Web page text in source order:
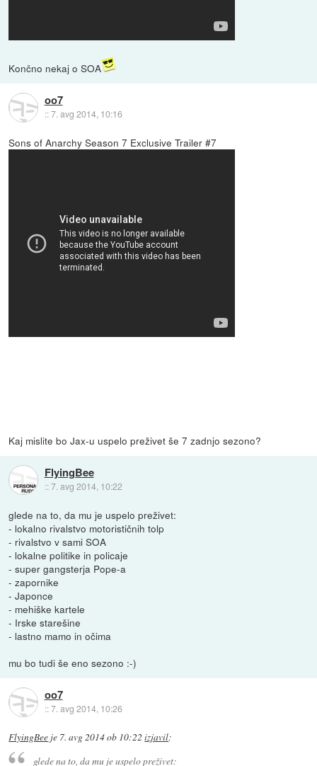
Končno nekaj o SOA
oo7
::7. avg 2014, 10:16
Sons of Anarchy Season 7 Exclusive Trailer #7
Kaj mislite bo Jax-u uspelo preživet še 7 zadnjo sezono?
FlyingBee
::7. avg 2014, 10:22
glede na to, da mu je uspelo preživet:
- lokalno rivalstvo motorističnih tolp
- rivalstvo v sami SOA
- lokalne politike in policaje
- super gangsterja Pope-a
- zapornike
- Japonce
- mehiške kartele
- Irske starešine
- lastno mamo in očima
mu bo tudi še eno sezono :-)
oo7
::7. avg 2014, 10:26
FlyingBee je 7. avg 2014 ob 10:22 izjavil:
glede na to, da mu je uspelo preživet: